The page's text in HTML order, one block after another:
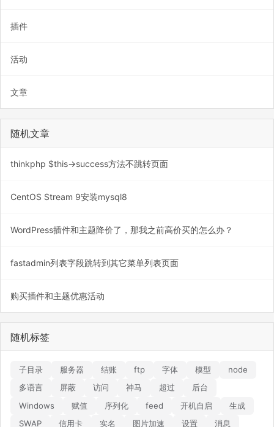
插件
活动
文章
随机文章
thinkphp $this->success方法不跳转页面
CentOS Stream 9安装mysql8
WordPress插件和主题降价了，那我之前高价买的怎么办？
fastadmin列表字段跳转到其它菜单列表页面
购买插件和主题优惠活动
随机标签
子目录 服务器 结账 ftp 字体 模型
node
多语言
屏蔽 访问 神马 超过
后台
Windows
赋值 序列化 feed 开机自启
生成
SWAP
信用卡 实名 图片加速 设置 消息